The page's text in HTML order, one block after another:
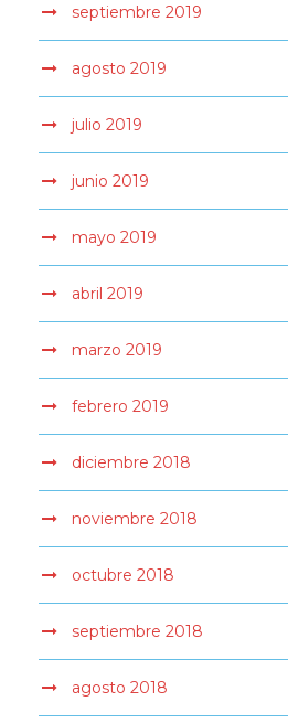
septiembre 2019
agosto 2019
julio 2019
junio 2019
mayo 2019
abril 2019
marzo 2019
febrero 2019
diciembre 2018
noviembre 2018
octubre 2018
septiembre 2018
agosto 2018